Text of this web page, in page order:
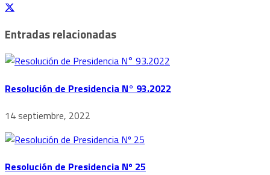
Entradas relacionadas
Resolución de Presidencia N° 93.2022
14 septiembre, 2022
Resolución de Presidencia Nº 25